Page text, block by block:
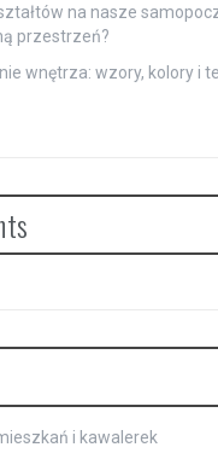
na nasze
przestrzeń?
wnętrza: wzory, kolory i
i kawalerek